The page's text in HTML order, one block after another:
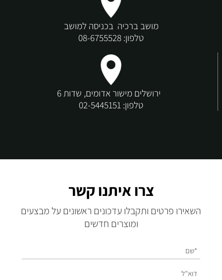
מושב ברכיה בכניסה למושב
טלפון: 08-6755528
ירושלים מישור אדומים, שדות 6
טלפון:02-5445151
צרו איתנו קשר
השאירו פרטים ותקבלו עדכונים ראשונים על מבצעים
ומוצרים חדשים